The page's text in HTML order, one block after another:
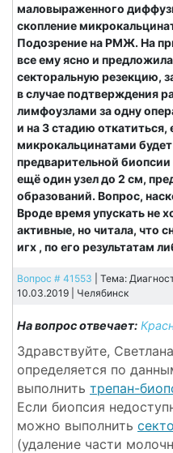
маловыраженного
скопление
Подозрение на РМЖ. На
все ему ясно и
секторальную резекцию,
в случае подтверждения
лимфоузлами за одну
и на 3 стадию откатиться,
микрокальцинатами
предварительной биопсии
ещё один узел до 2 см,
образований. Вопрос,
Вроде время упускать не
активные, но читала, что
игх , по его результатам
Вопрос # 41553 | Тема:
10.03.2019 | Челябинск
На вопрос отвечает:
Здравствуйте,
определяется по
выполнить трепан-
Если биопсия
можно выполнить
(удаление части